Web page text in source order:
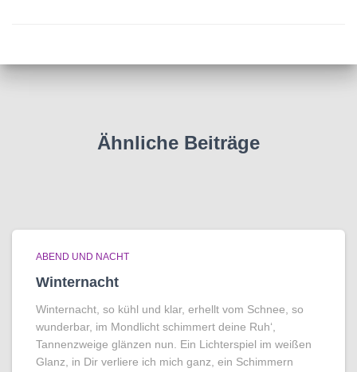
Ähnliche Beiträge
ABEND UND NACHT
Winternacht
Winternacht, so kühl und klar, erhellt vom Schnee, so
wunderbar, im Mondlicht schimmert deine Ruh‘,
Tannenzweige glänzen nun. Ein Lichterspiel im weißen
Glanz, in Dir verliere ich mich ganz, ein Schimmern